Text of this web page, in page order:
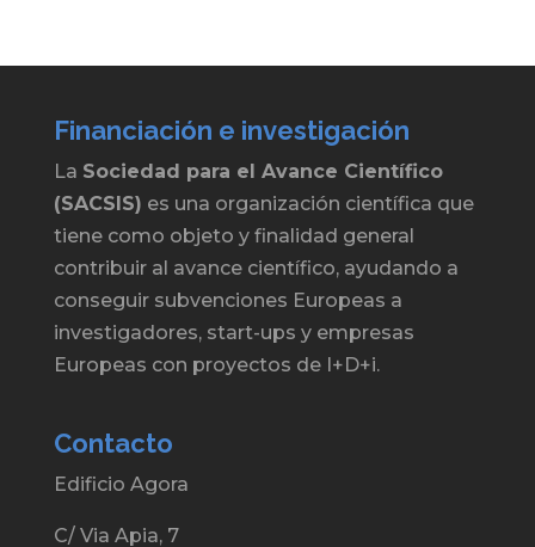
Financiación e investigación
La Sociedad para el Avance Científico
(SACSIS) es una organización científica que
tiene como objeto y finalidad general
contribuir al avance científico, ayudando a
conseguir subvenciones Europeas a
investigadores, start-ups y empresas
Europeas con proyectos de I+D+i.
Contacto
Edificio Agora
C/ Via Apia, 7